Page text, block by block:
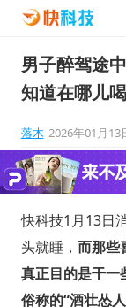
男子醉驾途
知道在哪儿
落木 2026年01月13
快科技1月13日
头就睡， 而那些
真正目的是干一
俗称的“酒壮怂